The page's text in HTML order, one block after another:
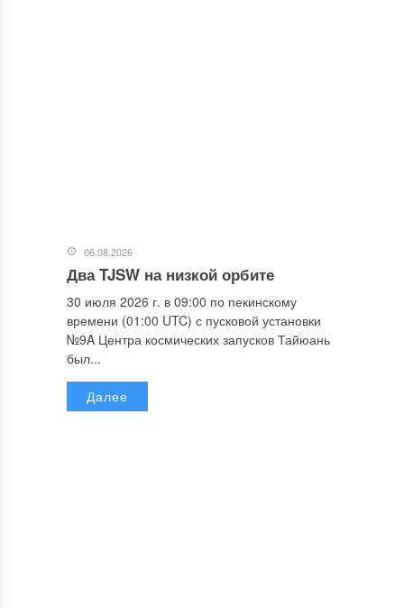
06.08.2026
Два TJSW на низкой орбите
30 июля 2026 г. в 09:00 по пекинскому
времени (01:00 UTC) с пусковой установки
№9A Центра космических запусков Тайюань
был...
Далее